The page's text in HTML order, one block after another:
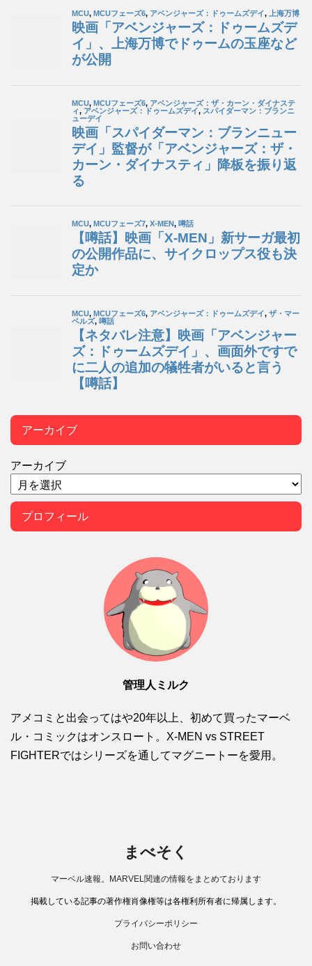
アーカイブ
アーカイブ
プロフィール
管理人ミルク
アメコミと出会ってはや20年以上、初めて買ったマーベ
ル・コミックはオンスロート。X-MEN vs STREET
FIGHTERではシリーズを通してマグニートーを愛用。
まべそく
マーベル速報。MARVEL関連の情報をまとめております
掲載している記事の著作権肖像権等は各権利所有者に帰属します。
プライバシーポリシー
お問い合わせ